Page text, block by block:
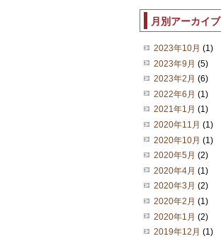
月別アーカイブ
2023年10月 (1)
2023年9月 (5)
2023年2月 (6)
2022年6月 (1)
2021年1月 (1)
2020年11月 (1)
2020年10月 (1)
2020年5月 (2)
2020年4月 (1)
2020年3月 (2)
2020年2月 (1)
2020年1月 (2)
2019年12月 (1)